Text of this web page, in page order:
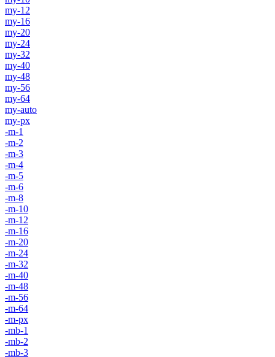
my-12
my-16
my-20
my-24
my-32
my-40
my-48
my-56
my-64
my-auto
my-px
-m-1
-m-2
-m-3
-m-4
-m-5
-m-6
-m-8
-m-10
-m-12
-m-16
-m-20
-m-24
-m-32
-m-40
-m-48
-m-56
-m-64
-m-px
-mb-1
-mb-2
-mb-3